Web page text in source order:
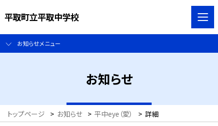
平取町立平取中学校
お知らせメニュー
お知らせ
トップページ > お知らせ > 平中eye（愛） > 詳細